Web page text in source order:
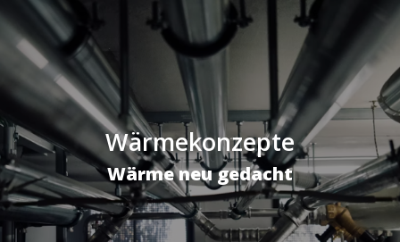
Wärmekonzepte
Wärme neu gedacht